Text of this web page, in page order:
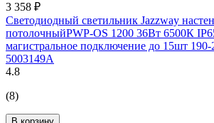
3 358 ₽
Светодиодный светильник Jazzway
потолочныйPWP-OS 1200 36Вт 6500К
магистральное подключение до 15шт
5003149A
4.8
(8)